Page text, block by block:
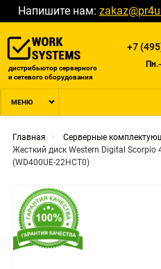
Напишите нам:
дистрибьютор серверного
и сетевого оборудования
+7
МЕНЮ
Главная Серверные
Жесткий диск Western Digital Scorpio
(WD400UE-22HCT0)